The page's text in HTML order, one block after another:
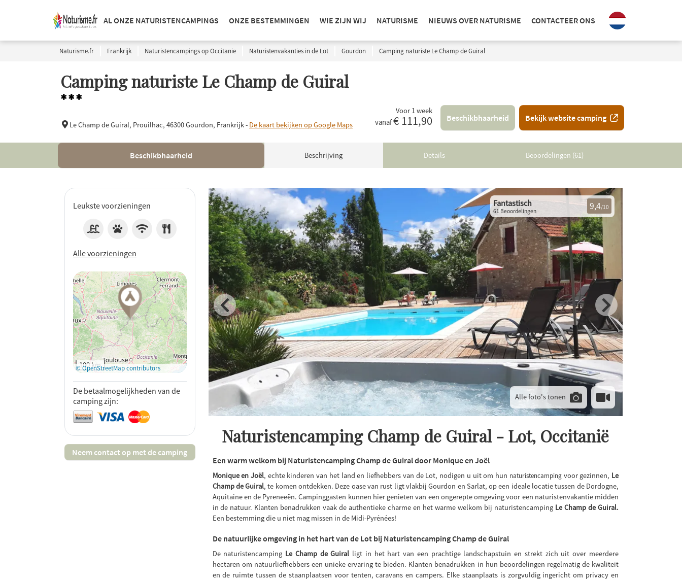
AL ONZE NATURISTENCAMPINGS ONZE BESTEMMINGEN WIE ZIJN WIJ NATURISME NIEUWS OVER NATURISME CONTACTEER ONS
Naturisme.fr Frankrijk Naturistencampings op Occitanie Naturistenvakanties in de Lot Gourdon Camping naturiste Le Champ de Guiral
Camping naturiste Le Champ de Guiral
***
Le Champ de Guiral, Prouilhac, 46300 Gourdon, Frankrijk - De kaart bekijken op Google Maps
Voor 1 week
vanaf€ 111,90 Beschikbhaarheid Bekijk website camping
Beschikbhaarheid Beschrijving Details Beoordelingen (61)
Leukste voorzieningen
Alle voorzieningen
Op Google
Maps
bekijken
100 km
© OpenStreetMap contributors
De betaalmogelijkheden van de
camping zijn:
Neem contact op met de camping
Alle foto's tonen
Fantastisch
61 Beoordelingen 9,4/10
Naturistencamping Champ de Guiral - Lot, Occitanië
Een warm welkom bij Naturistencamping Champ de Guiral door Monique en Joël
Monique en Joël, echte kinderen van het land en liefhebbers van de Lot, nodigen u uit om hun naturistencampingvoor gezinnen, Le
Champ de Guiral, te komen ontdekken. Deze oase van rust ligt vlakbij Gourdon en Sarlat, op een ideale locatie tussen de Dordogne,
Aquitaine en de Pyreneeën. Campinggasten kunnen hier genieten van een ongerepte omgeving voor een naturistenvakantie midden
in de natuur. Klanten benadrukken vaak de authentieke charme en het warme welkom bij naturistencamping Le Champ de Guiral.
Een bestemming die u niet mag missen in de Midi-Pyrénées!
De natuurlijke omgeving in het hart van de Lot bij Naturistencamping Champ de Guiral
De naturistencamping Le Champ de Guiral ligt in het hart van een prachtige landschapstuin en strekt zich uit over meerdere
hectaren om natuurliefhebbers een unieke ervaring te bieden. Klanten benadrukken in hun beoordelingen regelmatig de kwaliteit
en de ruimte tussen de staanplaatsen voor tenten, caravans en campers. Elke staanplaats is zorgvuldig ingericht om privacy en